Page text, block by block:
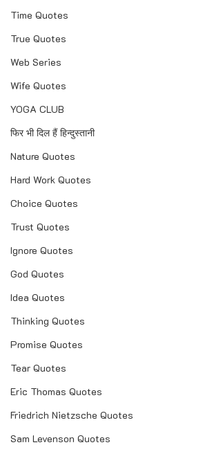
Time Quotes
True Quotes
Web Series
Wife Quotes
YOGA CLUB
फिर भी दिल हैं हिन्दुस्तानी
Nature Quotes
Hard Work Quotes
Choice Quotes
Trust Quotes
Ignore Quotes
God Quotes
Idea Quotes
Thinking Quotes
Promise Quotes
Tear Quotes
Eric Thomas Quotes
Friedrich Nietzsche Quotes
Sam Levenson Quotes